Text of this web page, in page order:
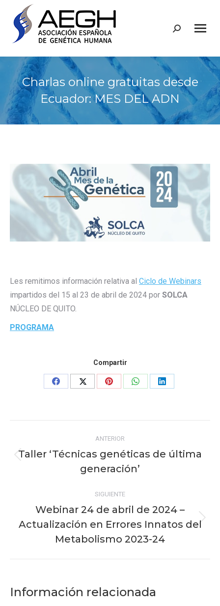
Buscar:
Charlas online gratuitas desde
Ecuador: MES DEL ADN
Les remitimos información relativa al Ciclo de Webinars
impartidos del 15 al 23 de abril de 2024 por SOLCA
NÚCLEO DE QUITO.
PROGRAMA
Compartir
Share
Share
Share
Share
Share
entre
publicaciones
ANTERIOR
Publicación
anterior:
Taller ‘Técnicas genéticas de última
generación’
SIGUIENTE
Publicación
siguiente:
Webinar 24 de abril de 2024 –
Actualización en Errores Innatos del
Metabolismo 2023-24
Información relacionada